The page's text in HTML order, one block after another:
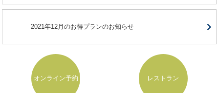
2021年12月のお得プランのお知らせ
オンライン予約 レストラン